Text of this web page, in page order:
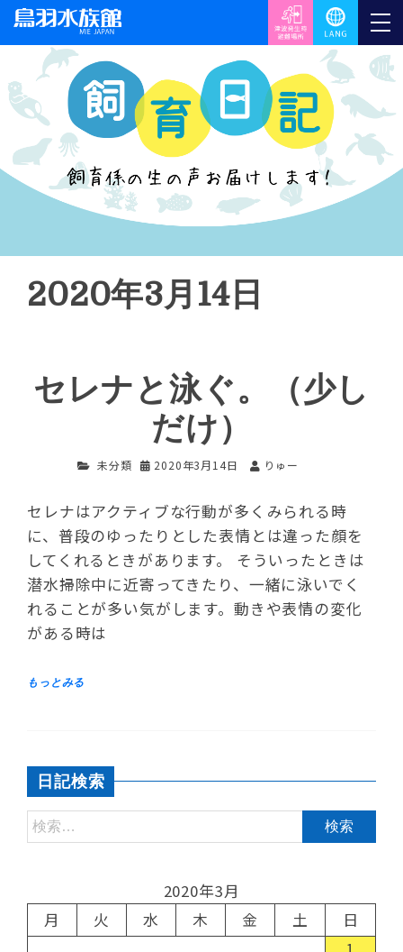
2020年3月14日
セレナと泳ぐ。（少し
だけ）
未分類 2020年3月14日 りゅー
セレナはアクティブな行動が多くみられる時
に、普段のゆったりとした表情とは違った顔を
してくれるときがあります。 そういったときは
潜水掃除中に近寄ってきたり、一緒に泳いでく
れることが多い気がします。動きや表情の変化
がある時は
日記検索
2020年3月
月
火 水 木 金 土
日